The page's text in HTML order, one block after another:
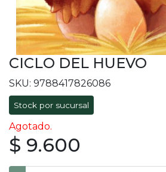
CICLO DEL HUEVO
SKU: 9788417826086
Stock por sucursal
Agotado.
$ 9.600